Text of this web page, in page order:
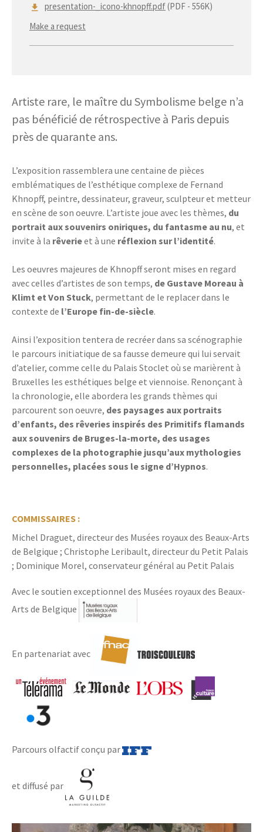
presentation-_icono-khnopff.pdf(PDF - 556K)
Make a request
Artiste rare, le maître du Symbolisme belge n’a
pas bénéficié de rétrospective à Paris depuis
près de quarante ans.
L’exposition rassemblera une centaine de pièces
emblématiques de l’esthétique complexe de Fernand
Khnopff, peintre, dessinateur, graveur, sculpteur et metteur
en scène de son oeuvre. L’artiste joue avec les thèmes, du
portrait aux souvenirs oniriques, du fantasme au nu, et
invite à la rêverieet à une réflexion sur l’identité.
Les oeuvres majeures de Khnopff seront mises en regard
avec celles d’artistes de son temps, de Gustave Moreau à
Klimt et Von Stuck, permettant de le replacer dans le
contexte de l’Europe fin-de-siècle.
Ainsi l’exposition tentera de recréer dans sa scénographie
le parcours initiatique de sa fausse demeure qui lui servait
d’atelier, comme celle du Palais Stoclet où se marièrent à
Bruxelles les esthétiques belge et viennoise. Renonçant à
la chronologie, elle abordera les grands thèmes qui
parcourent son oeuvre, des paysages aux portraits
d’enfants, des rêveries inspirés des Primitifs flamands
aux souvenirs de Bruges-la-morte, des usages
complexes de la photographie jusqu’aux mythologies
personnelles, placées sous le signe d’Hypnos.
COMMISSAIRES :
Michel Draguet, directeur des Musées royaux des Beaux-Arts
de Belgique ; Christophe Leribault, directeur du Petit Palais
; Dominique Morel, conservateur général au Petit Palais
Avec le soutien exceptionnel des Musées royaux des Beaux-
Arts de Belgique
En partenariat avec
Parcours olfactif conçu par
et diffusé par